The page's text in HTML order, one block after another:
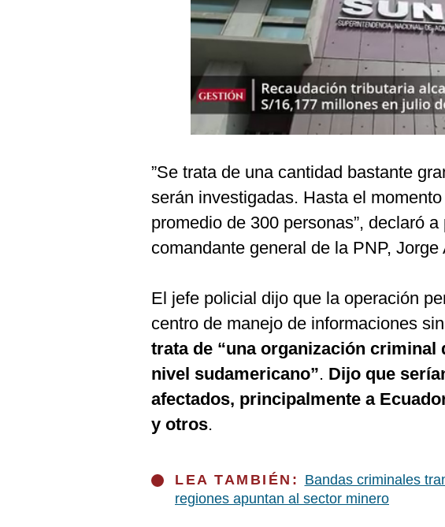
”Se trata de una cantidad bastante
serán investigadas. Hasta el
promedio de 300 personas”, declaró
comandante general de la PNP, Jorge
El jefe policial dijo que la operación
centro de manejo de informaciones
trata de “una organización criminal
nivel sudamericano”. Dijo que
afectados, principalmente a
y otros.
LEA TAMBIÉN: Bandas criminales
regiones apuntan al sector minero